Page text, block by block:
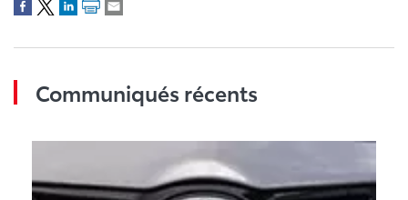
Communiqués récents